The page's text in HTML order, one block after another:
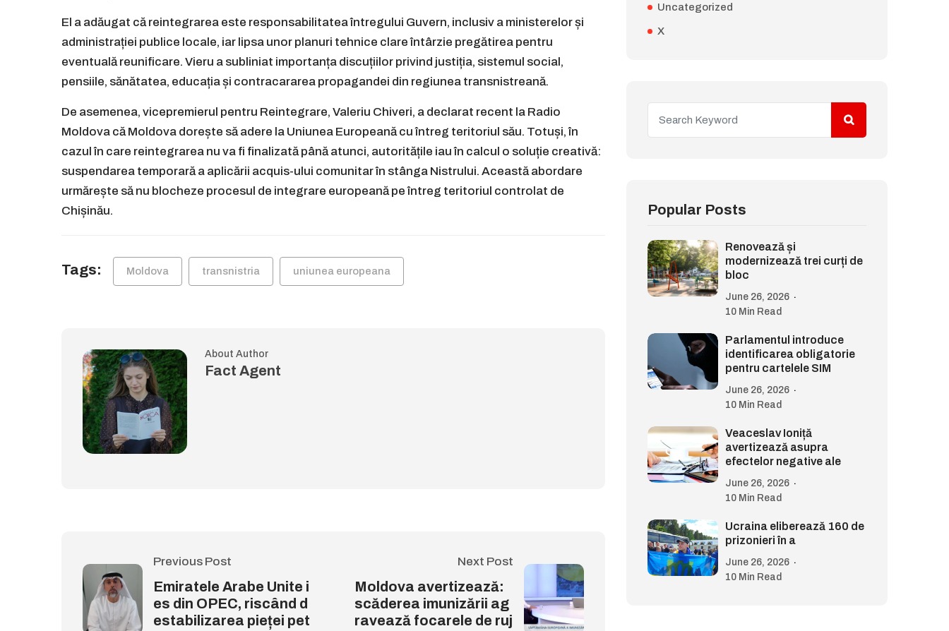
El a adăugat că reintegrarea este responsabilitatea întregului Guvern, inclusiv a ministerelor și
administrației publice locale, iar lipsa unor planuri tehnice clare întârzie pregătirea pentru
eventuală reunificare. Vieru a subliniat importanța discuțiilor privind justiția, sistemul social,
pensiile, sănătatea, educația și contracararea propagandei din regiunea transnistreană.
De asemenea, vicepremierul pentru Reintegrare, Valeriu Chiveri, a declarat recent la Radio
Moldova că Moldova dorește să adere la Uniunea Europeană cu întreg teritoriul său. Totuși, în
cazul în care reintegrarea nu va fi finalizată până atunci, autoritățile iau în calcul o soluție creativă:
suspendarea temporară a aplicării acquis-ului comunitar în stânga Nistrului. Această abordare
urmărește să nu blocheze procesul de integrare europeană pe întreg teritoriul controlat de
Chișinău.
Tags: Moldova transnistria uniunea europeana
About Author
Fact Agent
Previous Post
Emiratele Arabe Unite i
es din OPEC, riscând d
estabilizarea pieței pet
Next Post
Moldova avertizează:
scăderea imunizării ag
ravează focarele de ruj
Uncategorized
X
Popular Posts
Renovează și
modernizează trei curți de
bloc
June 26, 2026
10 Min Read
Parlamentul introduce
identificarea obligatorie
pentru cartelele SIM
June 26, 2026
10 Min Read
Veaceslav Ioniță
avertizează asupra
efectelor negative ale
June 26, 2026
10 Min Read
Ucraina eliberează 160 de
prizonieri în a
June 26, 2026
10 Min Read